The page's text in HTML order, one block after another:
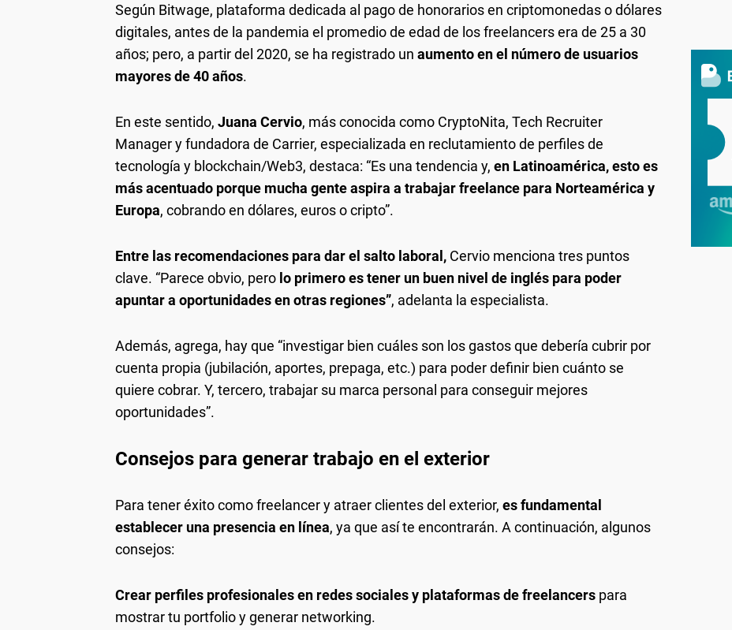
Según Bitwage, plataforma dedicada al pago de honorarios en criptomonedas o dólares
digitales, antes de la pandemia el promedio de edad de los freelancers era de 25 a 30
años; pero, a partir del 2020, se ha registrado un aumento en el número de usuarios
mayores de 40 años.
En este sentido, Juana Cervio, más conocida como CryptoNita, Tech Recruiter
Manager y fundadora de Carrier, especializada en reclutamiento de perfiles de
tecnología y blockchain/Web3, destaca: “Es una tendencia y, en Latinoamérica, esto es
más acentuado porque mucha gente aspira a trabajar freelance para Norteamérica y
Europa, cobrando en dólares, euros o cripto”.
Entre las recomendaciones para dar el salto laboral, Cervio menciona tres puntos
clave. “Parece obvio, pero lo primero es tener un buen nivel de inglés para poder
apuntar a oportunidades en otras regiones”, adelanta la especialista.
Además, agrega, hay que “investigar bien cuáles son los gastos que debería cubrir por
cuenta propia (jubilación, aportes, prepaga, etc.) para poder definir bien cuánto se
quiere cobrar. Y, tercero, trabajar su marca personal para conseguir mejores
oportunidades”.
Consejos para generar trabajo en el exterior
Para tener éxito como freelancer y atraer clientes del exterior, es fundamental
establecer una presencia en línea, ya que así te encontrarán. A continuación, algunos
consejos:
Crear perfiles profesionales en redes sociales y plataformas de freelancers para
mostrar tu portfolio y generar networking.